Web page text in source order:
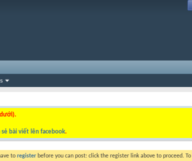
sẻ bài viết lên facebook.
to register before you can post: click the register link above to proceed.